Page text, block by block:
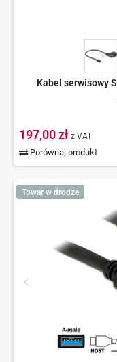
Kabel serwisowy
197,00 zł z VAT
Porównaj produkt
Towar w drodze